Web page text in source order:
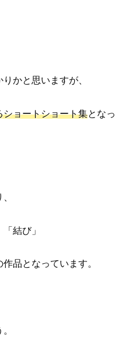
かと思いますが、
ショートショート集となっ
結び」
品となっています。